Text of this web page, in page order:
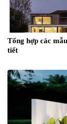
Tổng hợp các
tiết